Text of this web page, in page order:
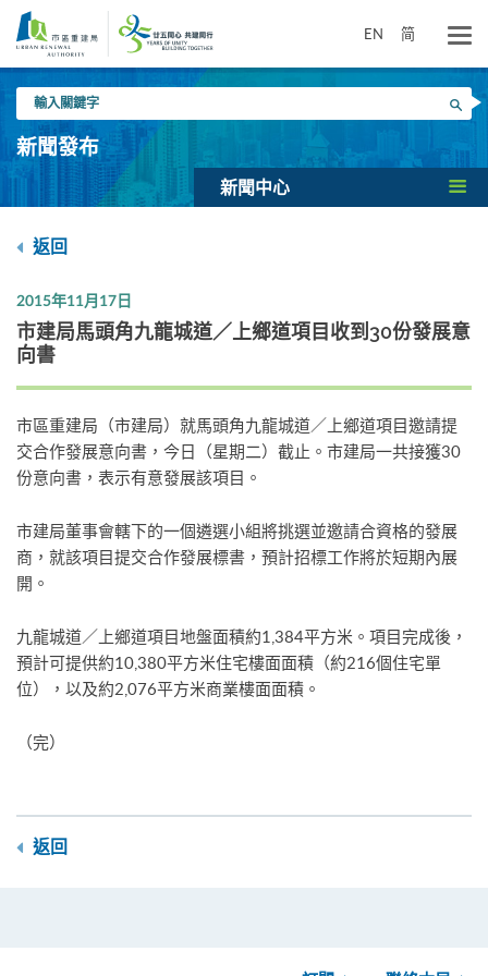
要
EN 简
入
關
鍵
搜尋
新聞發布
新聞中心
返回
2015年11月17日
市建局馬頭角九龍城道／上鄉道項目收到30份發展意
向書
市區重建局（市建局）就馬頭角九龍城道／上鄉道項目邀請提
交合作發展意向書，今日（星期二）截止。市建局一共接獲30
份意向書，表示有意發展該項目。
市建局董事會轄下的一個遴選小組將挑選並邀請合資格的發展
商，就該項目提交合作發展標書，預計招標工作將於短期內展
開。
九龍城道／上鄉道項目地盤面積約1,384平方米。項目完成後，
預計可提供約10,380平方米住宅樓面面積（約216個住宅單
位），以及約2,076平方米商業樓面面積。
（完）
返回